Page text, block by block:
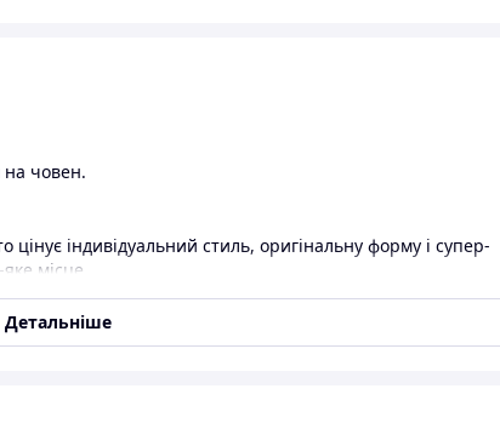
човен.
індивідуальний стиль, оригінальну форму і супер-
місце.
Детальніше